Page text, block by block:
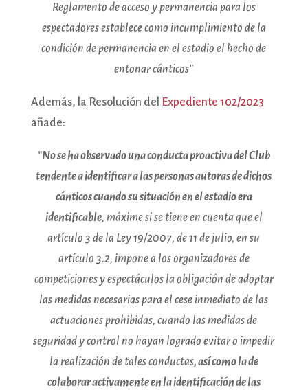
Reglamento de acceso y permanencia para los
espectadores establece como incumplimiento de la
condición de permanencia en el estadio el hecho de
entonar cánticos”
Además, la Resolución del
Expediente 102/2023
añade:
“No se ha observado una conducta proactiva del Club
tendente a identificar a las personas autoras de dichos
cánticos cuando su situación en el estadio era
identificable, máxime si se tiene en cuenta que el
artículo 3 de la Ley 19/2007, de 11 de julio, en su
artículo 3.2, impone a los organizadores de
competiciones y espectáculos la obligación de adoptar
las medidas necesarias para el cese inmediato de las
actuaciones prohibidas, cuando las medidas de
seguridad y control no hayan logrado evitar o impedir
la realización de tales conductas, así como la de
colaborar activamente en la identificación de las